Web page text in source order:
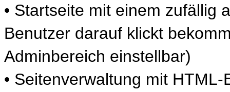
• Startseite mit einem zufällig
Benutzer darauf klickt
Adminbereich einstellbar)
• Seitenverwaltung mit